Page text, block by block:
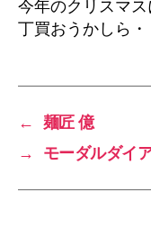
今年のクリスマ
丁買おうかしら・
←
麺匠 億
→
モーダルダイ